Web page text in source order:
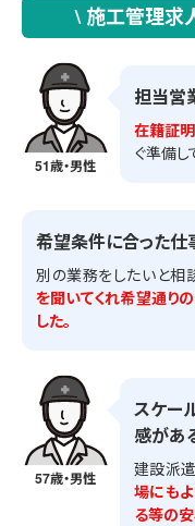
\ 施工管理求
51歳・男性
担当営
在籍証
ぐ準備し
希望条件に合った仕
別の業務をしたいと相
を聞いてくれ希望通り
した。
57歳・男性
スケー
感があ
建設派
場にも
る等の安